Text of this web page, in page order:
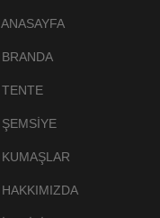
ANASAYFA
BRANDA
TENTE
ŞEMSİYE
KUMAŞLAR
HAKKIMIZDA